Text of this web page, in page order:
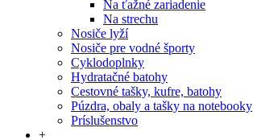
Na ťažné zariadenie
Na strechu
Nosiče lyží
Nosiče pre vodné športy
Cyklodoplnky
Hydratačné batohy
Cestovné tašky, kufre, batohy
Púzdra, obaly a tašky na notebooky
Príslušenstvo
+